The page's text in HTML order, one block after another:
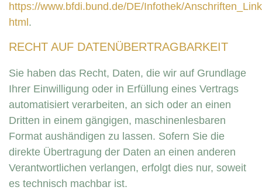
https://www.bfdi.bund.de/DE/Infothek/
html .
RECHT AUF DATENÜBERTRAGBARKEIT
Sie haben das Recht, Daten, die wir auf Grundlage
Ihrer Einwilligung oder in Erfüllung eines Vertrags
automatisiert verarbeiten, an sich oder an einen
Dritten in einem gängigen, maschinenlesbaren
Format aushändigen zu lassen. Sofern Sie die
direkte Übertragung der Daten an einen anderen
Verantwortlichen verlangen, erfolgt dies nur, soweit
es technisch machbar ist.